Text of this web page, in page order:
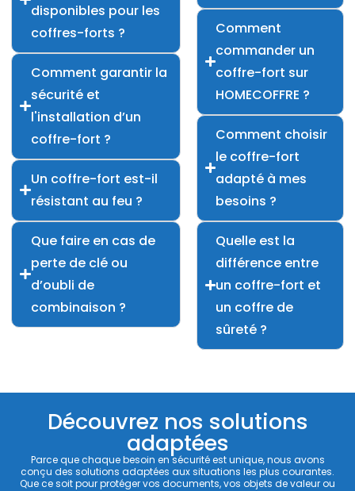
disponibles pour les
coffres-forts ?
Comment garantir la
sécurité et
l'installation d’un
coffre-fort ?
Un coffre-fort est-il
résistant au feu ?
Que faire en cas de
perte de clé ou
d’oubli de
combinaison ?
Comment
commander un
coffre-fort sur
HOMECOFFRE ?
Comment choisir
le coffre-fort
adapté à mes
besoins ?
Quelle est la
différence entre
un coffre-fort et
un coffre de
sûreté ?
Découvrez nos solutions
adaptées
Parce que chaque besoin en sécurité est unique, nous avons
conçu des solutions adaptées aux situations les plus courantes.
Que ce soit pour protéger vos documents, vos objets de valeur ou